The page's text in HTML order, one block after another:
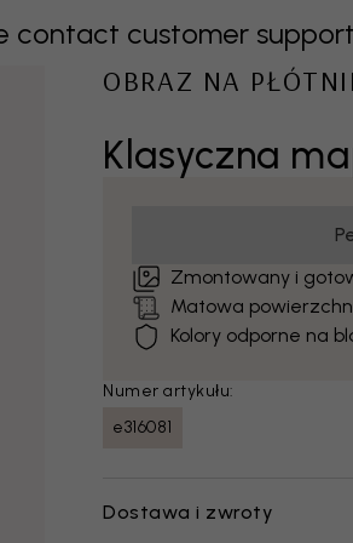
contact customer
Klasyczna
OBRAZ NA
Zmontowany i
Matowa
Kolory odporne na
Numer artykułu:
e316081
Dostawa i zwroty